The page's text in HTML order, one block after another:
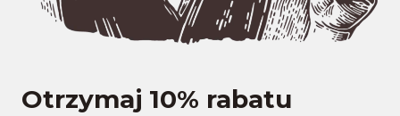
Otrzymaj 10% rabatu